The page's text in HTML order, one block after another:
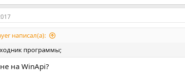
написал(а):
программы;
на WinApi?